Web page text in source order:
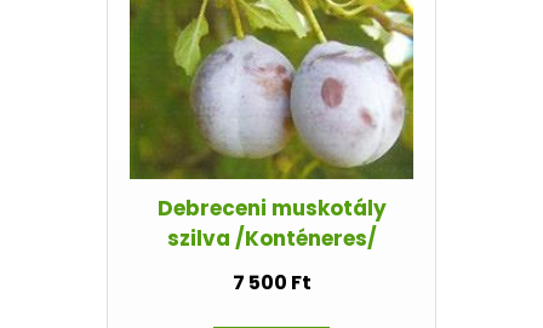
Debreceni muskotály
szilva /Konténeres/
7 500 Ft